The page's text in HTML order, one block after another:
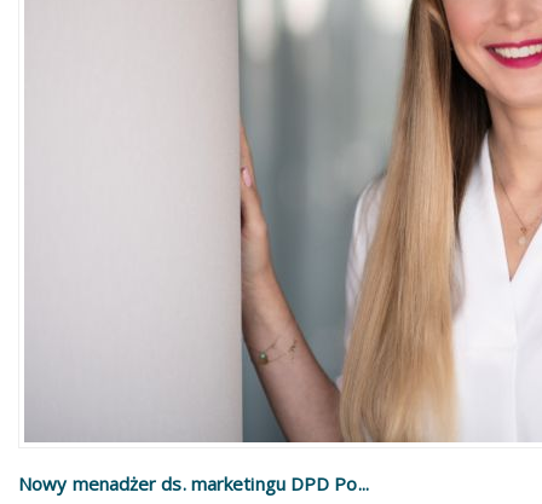
Nowy menadżer ds. marketingu DPD Po...